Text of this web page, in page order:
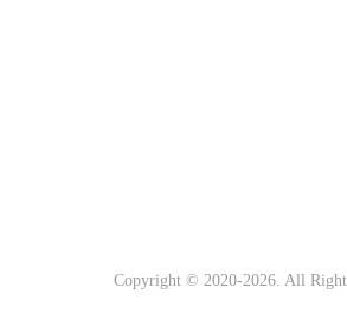
Copyright © 2020-2026. All